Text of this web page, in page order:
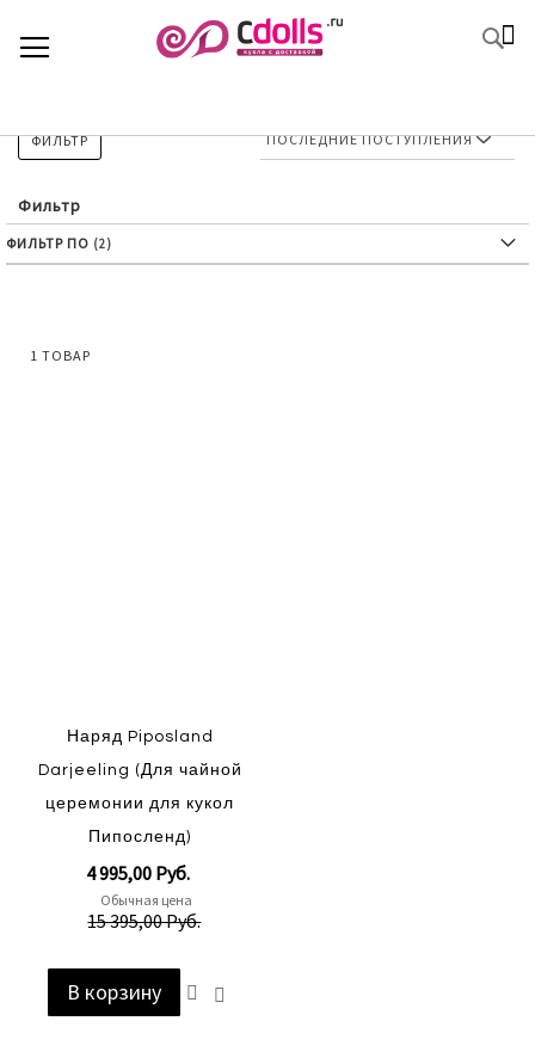
TO
CONTENT
1 ТОВАР
Наряд Piposland
Darjeeling (Для чайной
церемонии для кукол
Пипосленд)
4 995,00 Руб.
Обычная цена
15 395,00 Руб.
В корзину
Добавить
Фильтр
ФИЛЬТР
ФИЛЬТР ПО